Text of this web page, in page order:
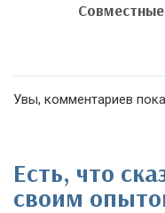
Увы, комментариев
Есть, что
своим